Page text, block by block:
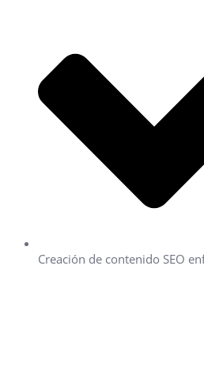
Creación de contenido SEO